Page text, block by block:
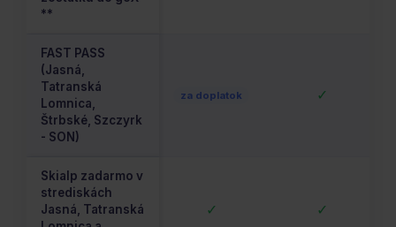
**
FAST PASS
(Jasná,
Tatranská
Lomnica,
Štrbské, Szczyrk
- SON)
za doplatok ✓
Skialp zadarmo v
strediskách
Jasná, Tatranská
✓ ✓